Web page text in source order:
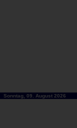
Sonntag, 09. August 2026